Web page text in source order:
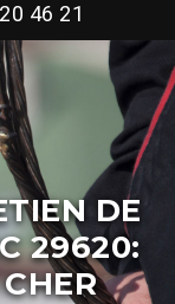
46 21
DE
29620: